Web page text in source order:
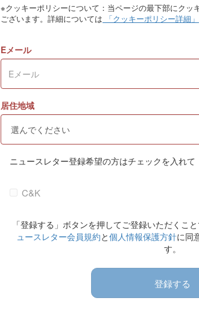
※クッキーポリシーについて：当ページの最下部にクッ
ございます。詳細については 「クッキーポリシー詳細」
Eメール
居住地域
ニュースレター登録希望の方はチェックを入れて
C&K
「登録する」ボタンを押してご登録いただくこ
ュースレター会員規約と個人情報保護方針に同
す。
登録する